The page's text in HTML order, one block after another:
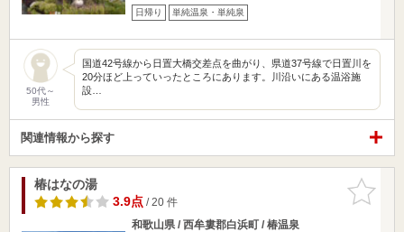
日帰り 単純温泉・単純泉
50代～
男性
国道42号線から日置大橋交差点を曲がり、県道37号線で日置川を
20分ほど上っていったところにあります。川沿いにある温浴施
設…
関連情報から探す
お気に入
りに追加
椿はなの湯
3.9点/ 20 件
和歌山県 / 西牟婁郡白浜町 / 椿温泉